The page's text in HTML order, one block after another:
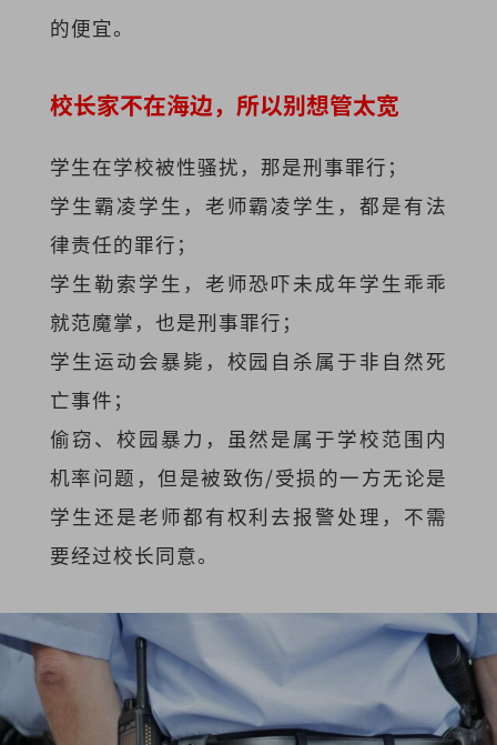
的便宜。
校长家不在海边，所以别想管太宽
学生在学校被性骚扰，那是刑事罪行；
学生霸凌学生，老师霸凌学生，都是有法
律责任的罪行；
学生勒索学生，老师恐吓未成年学生乖乖
就范魔掌，也是刑事罪行；
学生运动会暴毙，校园自杀属于非自然死
亡事件；
偷窃、校园暴力，虽然是属于学校范围内
机率问题，但是被致伤/受损的一方无论是
学生还是老师都有权利去报警处理，不需
要经过校长同意。